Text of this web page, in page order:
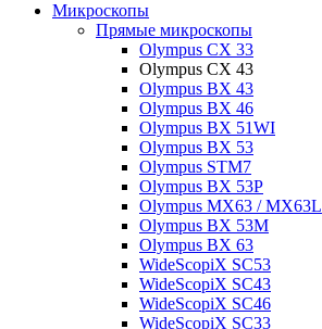
Микроскопы
Прямые микроскопы
Olympus CX 33
Olympus CX 43
Olympus BX 43
Olympus BX 46
Olympus BX 51WI
Olympus BX 53
Olympus STM7
Olympus BX 53P
Olympus MX63 / MX63L
Olympus BX 53M
Olympus BX 63
WideScopiX SC53
WideScopiX SC43
WideScopiX SC46
WideScopiX SC33